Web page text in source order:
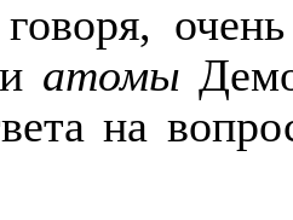
говоря,
атомы
на